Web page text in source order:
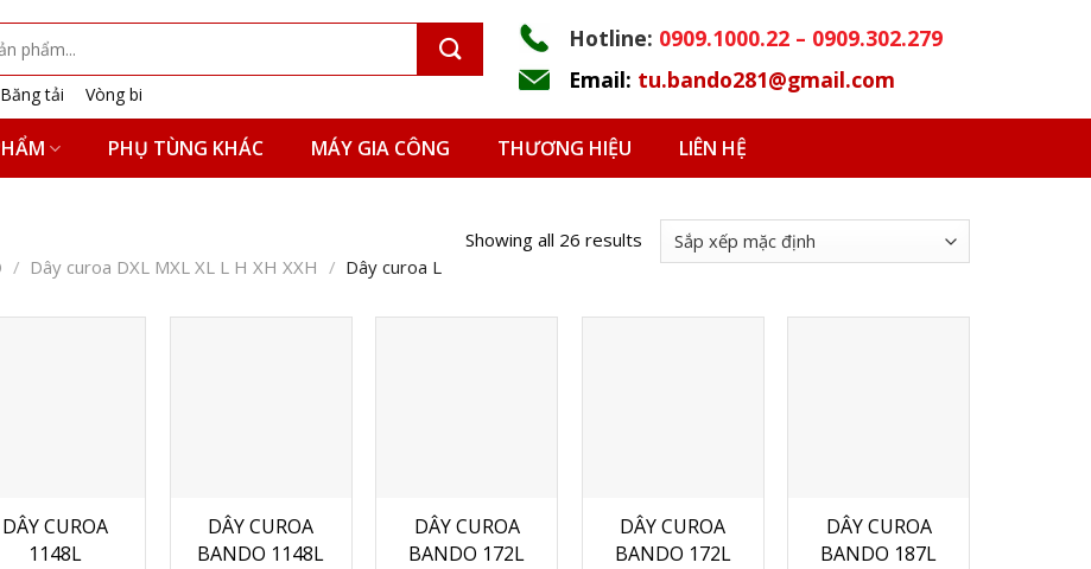
Băng tải Vòng bi
Hotline: 0909.1000.22 – 0909.302.279
Email: tu.bando281@gmail.com
PHỤ TÙNG KHÁC MÁY GIA CÔNG THƯƠNG HIỆU LIÊN HỆ
/ Dây curoa DXL MXL XL L H XH XXH / Dây curoa L
Showing all 26 results
DÂY CUROA
1148L
DÂY CUROA
BANDO 1148L
DÂY CUROA
BANDO 172L
DÂY CUROA
BANDO 172L
DÂY CUROA
BANDO 187L